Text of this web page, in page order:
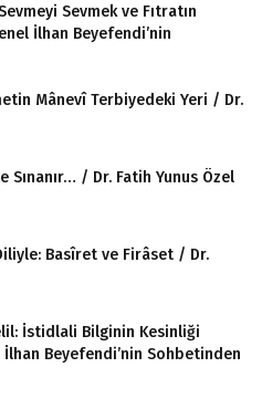
Sevmek ve Fıtratın
İlhan Beyefendi’nin
Mânevî Terbiyedeki Yeri / Dr.
Sınanır… / Dr. Fatih Yunus Özel
Basîret ve Firâset / Dr.
İstidlali Bilginin Kesinliği
Beyefendi’nin Sohbetinden